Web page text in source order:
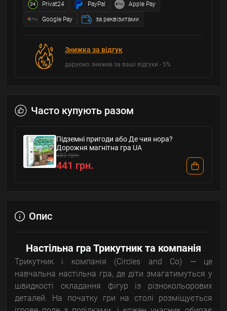
Privat24 PayPal Apple Pay
Google Pay за реквізитами
Знижка за відгук
даруємо знижки за ваші відгуки - 5%
Часто купують разом
Підземні пригоди або Де чия нора?
Дорожня магнітна гра UA
469 грн.
441 грн.
Опис
Настільна гра Трикутник та компанія
Трикутник і компанія (Circles and Co) — це
навчальна настільна гра, де діти змагатимуться у
швидкості складання фігур із різнокольорових
деталей. На початку гри на столі розміщується